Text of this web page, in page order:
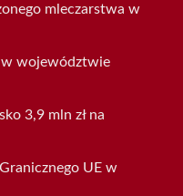
mleczarstwa w
w województwie
3,9 mln zł na
UE w